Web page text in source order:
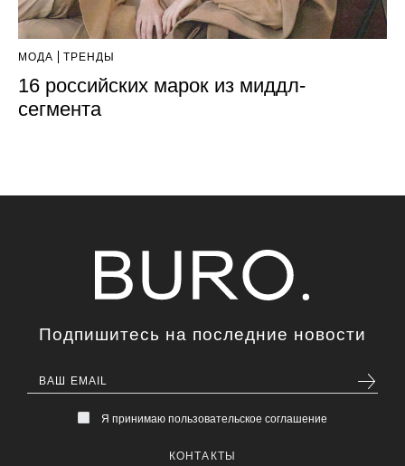
МОДА ТРЕНДЫ
16 российских марок из миддл-
сегмента
Подпишитесь на последние новости
Я принимаю пользовательское соглашение
КОНТАКТЫ